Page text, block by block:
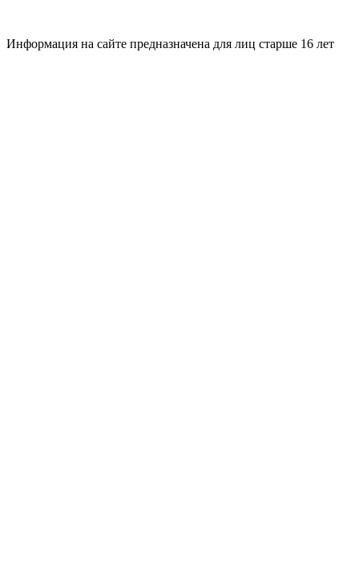
Информация на сайте предназначена для лиц старше 16 лет